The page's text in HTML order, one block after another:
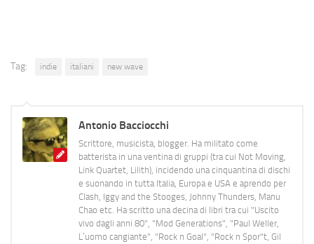
Tag: indie italiani new wave
Antonio Bacciocchi
Scrittore, musicista, blogger. Ha militato come
batterista in una ventina di gruppi (tra cui Not Moving,
Link Quartet, Lilith), incidendo una cinquantina di dischi
e suonando in tutta Italia, Europa e USA e aprendo per
Clash, Iggy and the Stooges, Johnny Thunders, Manu
Chao etc. Ha scritto una decina di libri tra cui "Uscito
vivo dagli anni 80", "Mod Generations", "Paul Weller,
L’uomo cangiante", "Rock n Goal", "Rock n Spor"t, Gil